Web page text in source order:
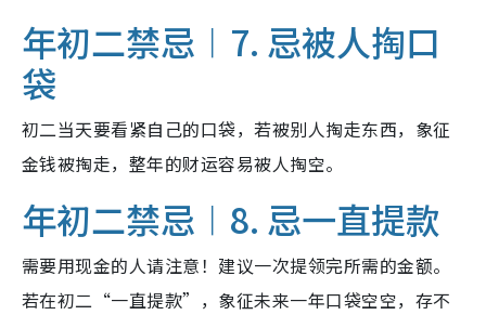
年初二禁忌︱7. 忌被人掏口
袋
初二当天要看紧自己的口袋，若被别人掏走东西，象征
金钱被掏走，整年的财运容易被人掏空。
年初二禁忌︱8. 忌一直提款
需要用现金的人请注意！建议一次提领完所需的金额。
若在初二“一直提款”，象征未来一年口袋空空，存不